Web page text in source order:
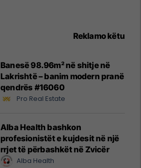
Reklamo këtu
Banesë 98.96m² në shitje në
Lakrishtë – banim modern pranë
qendrës #16060
Pro Real Estate
Alba Health bashkon
profesionistët e kujdesit në një
rrjet të përbashkët në Zvicër
Alba Health